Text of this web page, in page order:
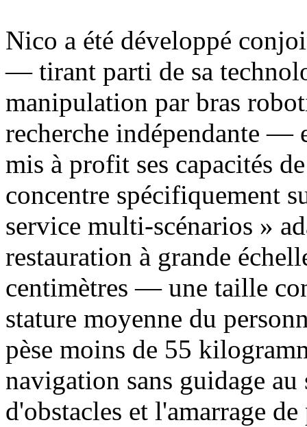
Nico a été développé
— tirant parti de sa
manipulation par bras
recherche indépendante —
mis à profit ses capacités
concentre spécifiquement
service multi-scénarios »
restauration à grande
centimètres — une taille
stature moyenne du
pèse moins de 55
navigation sans guidage
d'obstacles et l'amarrage